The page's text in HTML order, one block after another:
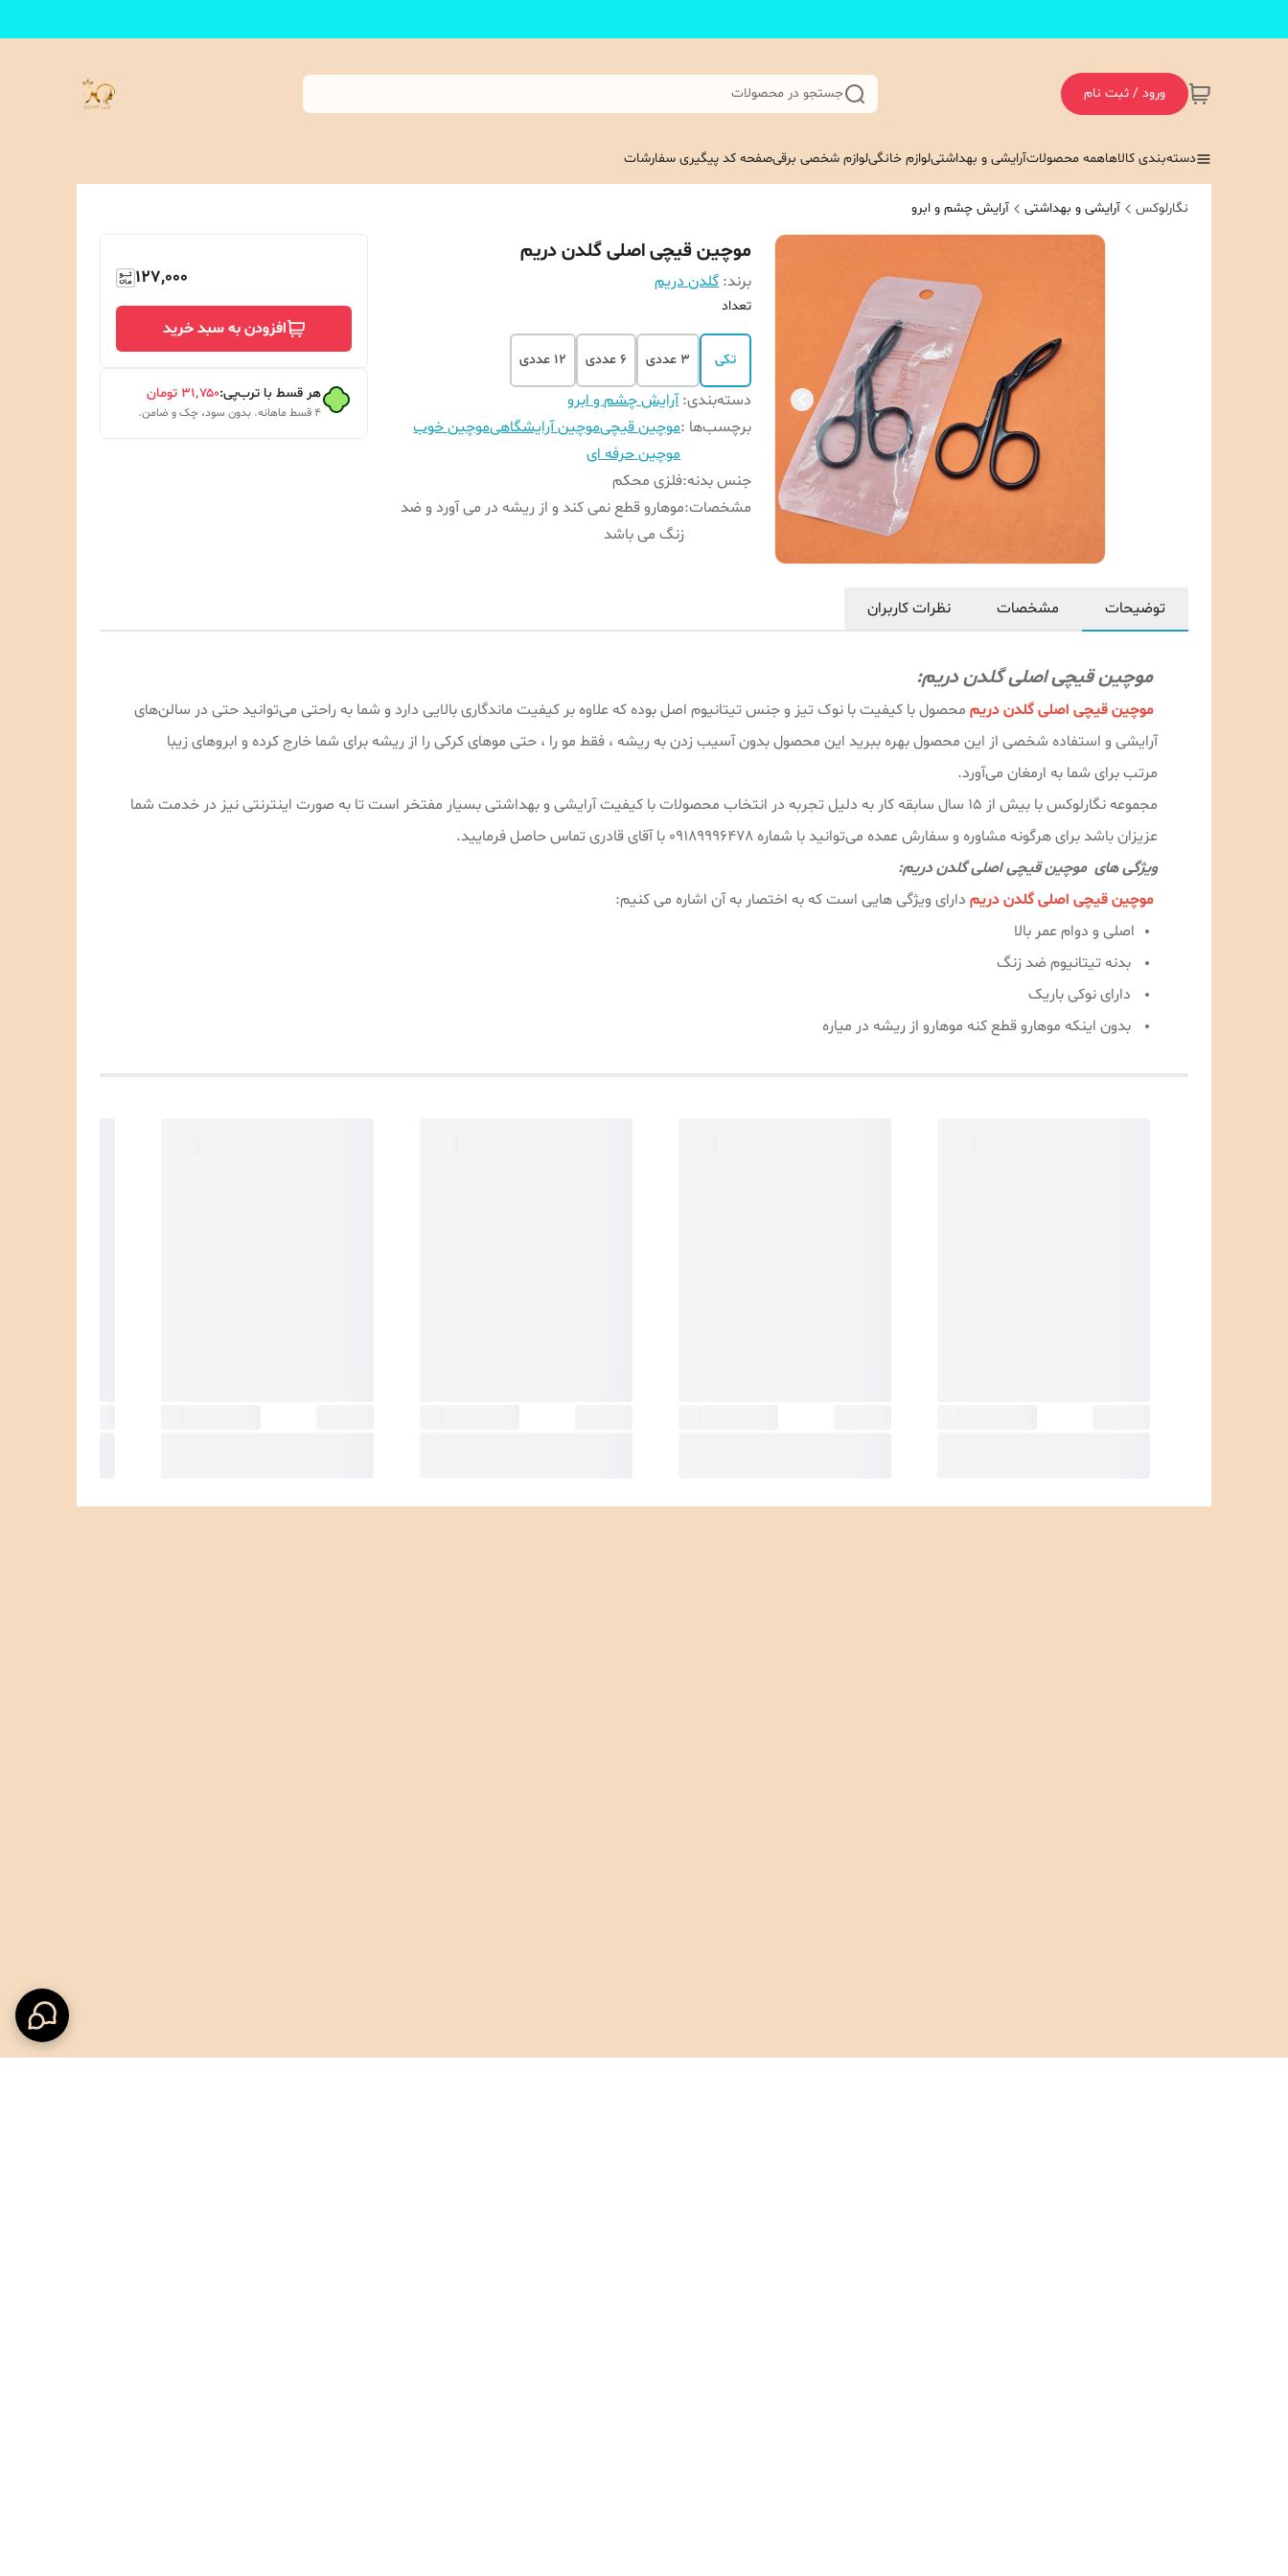
ورود / ثبت نام جستجو در محصولات
دسته‌بندی کالاهاهمه محصولاتآرایشی و بهداشتیلوازم خانگیلوازم شخصی برقیصفحه کد پیگیری سفارشات
نگارلوکس آرایشی و بهداشتی آرایش چشم و ابرو
موچین قیچی اصلی گلدن دریم
برند: گلدن دریم
تعداد
تکی 3 عددی 6 عددی 12 عددی
دسته‌بندی:آرایش چشم و ابرو
برچسب‌ها :موچین قیچیموچین آرایشگاهیموچین خوب
موچین حرفه ای
جنس بدنه:فلزی محکم
مشخصات:موهارو قطع نمی کند و از ریشه در می آورد و ضد
زنگ می باشد
127,000
افزودن به سبد خرید
هر قسط با ترب‌پی:۳۱٬۷۵۰ تومان
۴ قسط ماهانه. بدون سود، چک و ضامن.
توضیحات مشخصات نظرات کاربران
موچین قیچی اصلی گلدن دریم:
موچین قیچی اصلی گلدن دریم محصول با کیفیت با نوک تیز و جنس تیتانیوم اصل بوده که علاوه بر کیفیت ماندگاری بالایی دارد و شما به راحتی می‌توانید حتی در سالن‌های
آرایشی و استفاده شخصی از این محصول بهره ببرید این محصول بدون آسیب زدن به ریشه ، فقط مو را ، حتی موهای کرکی را از ریشه برای شما خارج کرده و ابروهای زیبا
مرتب برای شما به ارمغان می‌آورد.
مجموعه نگارلوکس با بیش از ۱۵ سال سابقه کار به دلیل تجربه در انتخاب محصولات با کیفیت آرایشی و بهداشتی بسیار مفتخر است تا به صورت اینترنتی نیز در خدمت شما
عزیزان باشد برای هرگونه مشاوره و سفارش عمده می‌توانید با شماره 09189996478 با آقای قادری تماس حاصل فرمایید.
ویژگی های موچین قیچی اصلی گلدن دریم:
موچین قیچی اصلی گلدن دریم دارای ویژگی هایی است که به اختصار به آن اشاره می کنیم:
اصلی و دوام عمر بالا
بدنه تیتانیوم ضد زنگ
دارای نوکی باریک
️ بدون اینکه موهارو قطع کنه موهارو از ریشه در میاره